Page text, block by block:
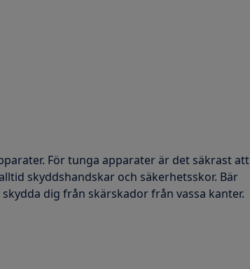
För tunga apparater är det säkrast att
skyddshandskar och säkerhetsskor. Bär
dig från skärskador från vassa kanter.